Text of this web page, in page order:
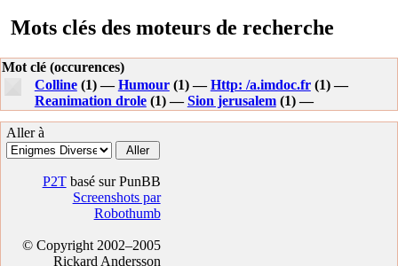
Mots clés des moteurs de recherche
Mot clé (occurences)
Colline(1) —Humour(1) —Http: /a.imdoc.fr(1) —
Reanimation drole(1) —Sion jerusalem(1) —
Aller à
P2Tbasé sur PunBB
Screenshots par
Robothumb
© Copyright 2002–2005
Rickard Andersson